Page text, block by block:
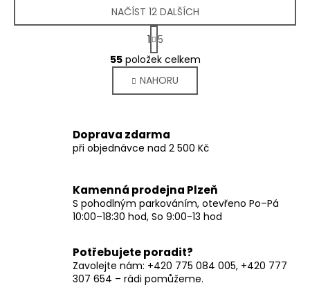
O
v
l
á
a
c
r
v
k
v
ý
p
NAČÍST 12 DALŠÍCH
S
t
r
á
n
k
á
n
1 5
55položek celkem
NAHORU
Doprava zdarma
při objednávce nad 2 500 Kč
Kamenná prodejna Plzeň
S pohodlným parkováním, otevřeno Po–Pá
10:00–18:30 hod, So 9:00-13 hod
Potřebujete poradit?
Zavolejte nám: +420 775 084 005, +420 777
307 654 – rádi pomůžeme.